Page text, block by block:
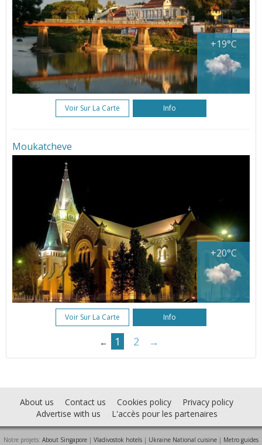
+19°C
Voir Sur La Carte Info
Moukatcheve
+20°C
Voir Sur La Carte Info
← 1 2 →
About us Contact us Cookies policy
Privacy policy
Advertise with us
L'accès pour les partenaires
Notre projets: About Singapore | Vladivostok hotels | Ukraine National cuisine | Metro guides